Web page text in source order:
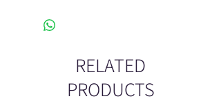
RELATED
PRODUCTS